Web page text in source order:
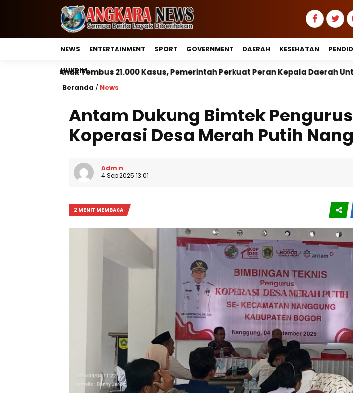
NEWS ENTERTAINMENT SPORT GOVERNMENT DAERAH KESEHATAN
HUKRIM
21.000 Kasus, Pemerintah Perkuat Peran Kepala Daerah Untuk Perlindungan
Beranda / News
Antam Dukung Bimtek Pengurus
Koperasi Desa Merah Putih
Admin
4 Sep 2025 13:01
2 MENIT MEMBACA